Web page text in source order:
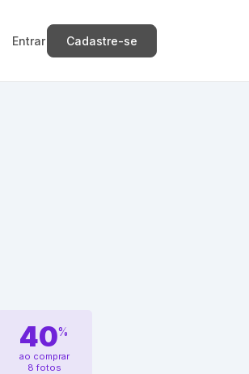
Entrar Cadastre-se
40%
ao comprar
8 fotos